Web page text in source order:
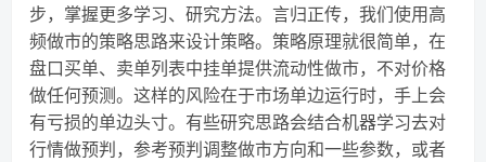
步，掌握更多学习、研究方法。言归正传，我们使用高
频做市的策略思路来设计策略。策略原理就很简单，在
盘口买单、卖单列表中挂单提供流动性做市，不对价格
做任何预测。这样的风险在于市场单边运行时，手上会
有亏损的单边头寸。有些研究思路会结合机器学习去对
行情做预判，参考预判调整做市方向和一些参数，或者